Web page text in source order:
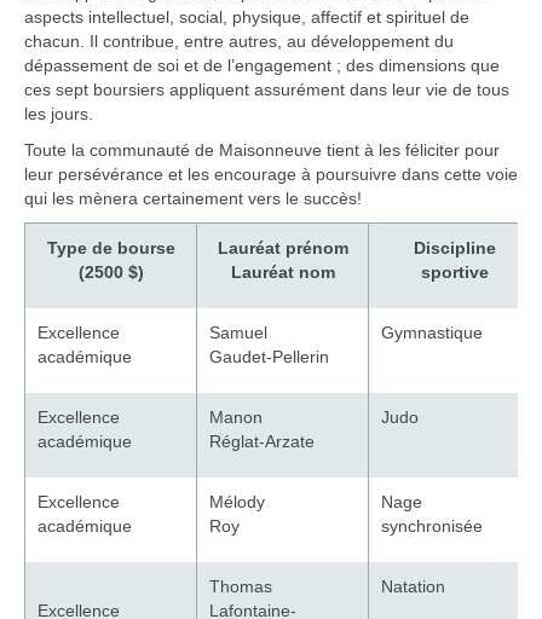
aspects intellectuel, social, physique, affectif et spirituel de
chacun. Il contribue, entre autres, au développement du
dépassement de soi et de l’engagement ; des dimensions que
ces sept boursiers appliquent assurément dans leur vie de tous
les jours.
Toute la communauté de Maisonneuve tient à les féliciter pour
leur persévérance et les encourage à poursuivre dans cette voie
qui les mènera certainement vers le succès!
Type de bourse
(2500 $)
Lauréat prénom
Lauréat nom
Discipline
sportive
Excellence
académique
Samuel
Gaudet-Pellerin
Gymnastique
Excellence
académique
Manon
Réglat-Arzate
Judo
Excellence
académique
Mélody
Roy
Nage
synchronisée
Excellence
Thomas
Lafontaine-
Natation